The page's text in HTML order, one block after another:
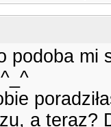
podoba mi
a teraz?